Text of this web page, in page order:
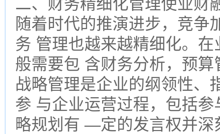
二、财务精细化管理使业财
随着时代的推演进步，竞争
务 管理也越来越精细化。
般需要包 含财务分析，预
战略管理是企业的纲领性、
参 与企业运营过程，包括
略规划有 —定的发言权并深